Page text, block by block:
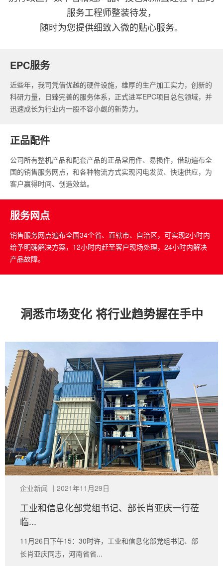
服务工程师整装待发，
随时为您提供细致入微的贴心服务。
EPC服务
近些年，我司凭借优越的硬件设施，雄厚的生产加工实力，创新的
科研力量，日臻完善的服务体系，正式进军EPC项目总包领域，并
迅速成长为行业内一股不容小觑的新势力。
正品配件
公司所有整机产品和配套产品的正品常用件、易损件，借助遍布全
国的销售服务网点，和各种物流方式实现闪电发货、快速供应，为
客户赢得时间、创造效益。
服务网点
销售服务网点遍布全国34个省、直辖市、自治区，可实现2小时内
给予明确解决方案，12小时内赶至客户现场处理，24小时内解决
产品故障。
洞悉市场变化 将行业趋势握在手中
企业新闻 丨 2021年11月29日
工业和信息化部党组书记、部长肖亚庆一行莅
临...
11月26日下午15：30时许，工业和信息化部党组书记、部
长肖亚庆同志，河南省省...